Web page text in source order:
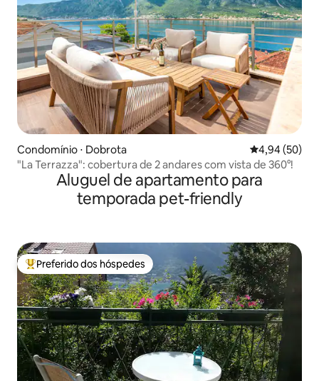
Condomínio ⋅ Dobrota 4,94 de uma
4,94 (50)
"La Terrazza": cobertura de 2 andares com vista de 360°!
Aluguel de apartamento para
temporada pet-friendly
Entre os melhores preferidos dos hóspedes
Preferido dos hóspedes